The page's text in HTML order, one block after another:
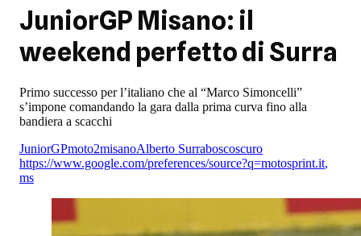
JuniorGP Misano: il
weekend perfetto di Surra
Primo successo per l’italiano che al “Marco Simoncelli”
s’impone comandando la gara dalla prima curva fino alla
bandiera a scacchi
JuniorGPmoto2misanoAlberto Surraboscoscuro
https://www.google.com/preferences/source?q=motosprint.it,
ms